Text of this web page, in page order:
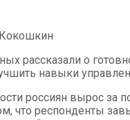
рассказали о
навыки
россиян вырос за
что респонденты